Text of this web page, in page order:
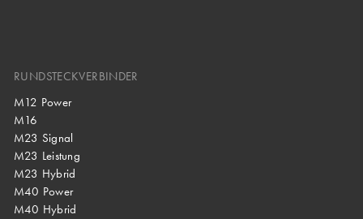
RUNDSTECKVERBINDER
M12 Power
M16
M23 Signal
M23 Leistung
M23 Hybrid
M40 Power
M40 Hybrid